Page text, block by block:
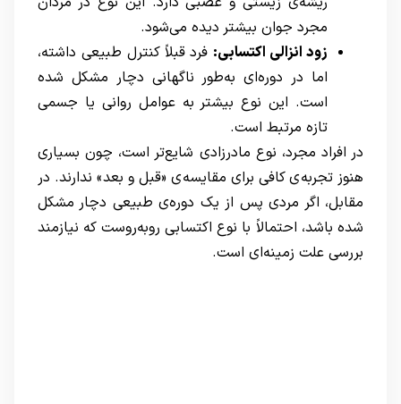
مجرد جوان بیشتر دیده می‌شود.
زود انزالی اکتسابی: فرد قبلاً کنترل طبیعی داشته،
اما در دوره‌ای به‌طور ناگهانی دچار مشکل شده
است. این نوع بیشتر به عوامل روانی یا جسمی
تازه مرتبط است.
در افراد مجرد، نوع مادرزادی شایع‌تر است، چون بسیاری
هنوز تجربه‌ی کافی برای مقایسه‌ی «قبل و بعد» ندارند. در
مقابل، اگر مردی پس از یک دوره‌ی طبیعی دچار مشکل
شده باشد، احتمالاً با نوع اکتسابی روبه‌روست که نیازمند
بررسی علت زمینه‌ای است.